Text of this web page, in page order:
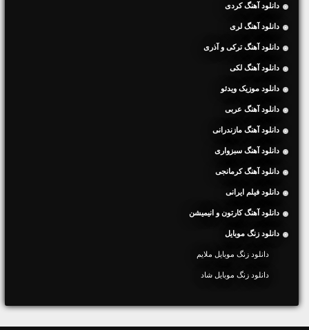
دانلود آهنگ کردی
دانلود آهنگ لری
دانلود آهنگ ترکی و آذری
دانلود آهنگ لکی
دانلود موزیک ویدئو
دانلود آهنگ عربی
دانلود آهنگ مازندرانی
دانلود آهنگ سبزواری
دانلود آهنگ کرمانجی
دانلود فیلم ایرانی
دانلود آهنگ کارتون و انیمیشن
دانلود زنگ موبایل
دانلود زنگ موبایل ملایم
دانلود زنگ موبایل شاد